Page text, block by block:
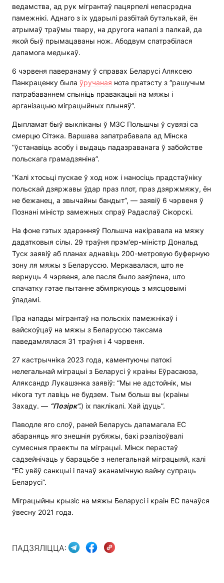
ведамства, ад рук мігрантаў пацярпелі непасрэдна
памежнікі. Аднаго з іх ударылі разбітай бутэлькай, ён
атрымаў траўмы твару, на другога напалі з палкай, да
якой быў прымацаваны нож. Абодвум спатрэбілася
дапамога медыкаў.
6 чэрвеня паверанаму ў справах Беларусі Аляксею
Панкраценку была ўручаная нота пратэсту з “рашучым
патрабаваннем спыніць правакацыі на мяжы і
арганізацыю міграцыйных плыняў”.
Дыпламат быў выкліканы ў МЗС Польшчы ў сувязі са
смерцю Сітэка. Варшава запатрабавала ад Мінска
“ўстанавіць асобу і выдаць падазраванага ў забойстве
польскага грамадзяніна”.
“Калі хтосьці пускае ў ход нож і наносіць прадстаўніку
польскай дзяржавы ўдар праз плот, праз дзяржмяжу, ён
не бежанец, а звычайны бандыт”, — заявіў 6 чэрвеня ў
Познані міністр замежных спраў Радаслаў Сікорскі.
На фоне гэтых здарэнняў Польшча накіравала на мяжу
дадатковыя сілы. 29 траўня прэм’ер-міністр Дональд
Туск заявіў аб планах аднавіць 200-метровую буферную
зону ля мяжы з Беларуссю. Меркавалася, што яе
вернуць 4 чэрвеня, але пасля было заяўлена, што
спачатку гэтае пытанне абмяркуюць з мясцовымі
ўладамі.
Пра напады мігрантаў на польскіх памежнікаў і
вайскоўцаў на мяжы з Беларуссю таксама
паведамлялася 31 траўня і 4 чэрвеня.
27 кастрычніка 2023 года, каментуючы патокі
нелегальнай міграцыі з Беларусі ў краіны Еўрасаюза,
Аляксандр Лукашэнка заявіў: “Мы не адстойнік, мы
нікога тут лавіць не будзем. Тым больш вы (краіны
Захаду. — “Позірк”.) іх паклікалі. Хай ідуць”.
Паводле яго слоў, раней Беларусь дапамагала ЕС
абараняць яго знешнія рубяжы, бакі рэалізоўвалі
сумесныя праекты па міграцыі. Мінск перастаў
садзейнічаць у барацьбе з нелегальнай міграцыяй, калі
“ЕС увёў санкцыі і пачаў эканамічную вайну супраць
Беларусі”.
Міграцыйны крызіс на мяжы Беларусі і краін ЕС пачаўся
ўвесну 2021 года.
ПАДЗЯЛІЦЦА: